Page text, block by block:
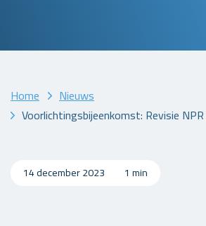
Home
Nieuws
Voorlichtingsbijeenkomst: Revisie
14 december 2023 1 min